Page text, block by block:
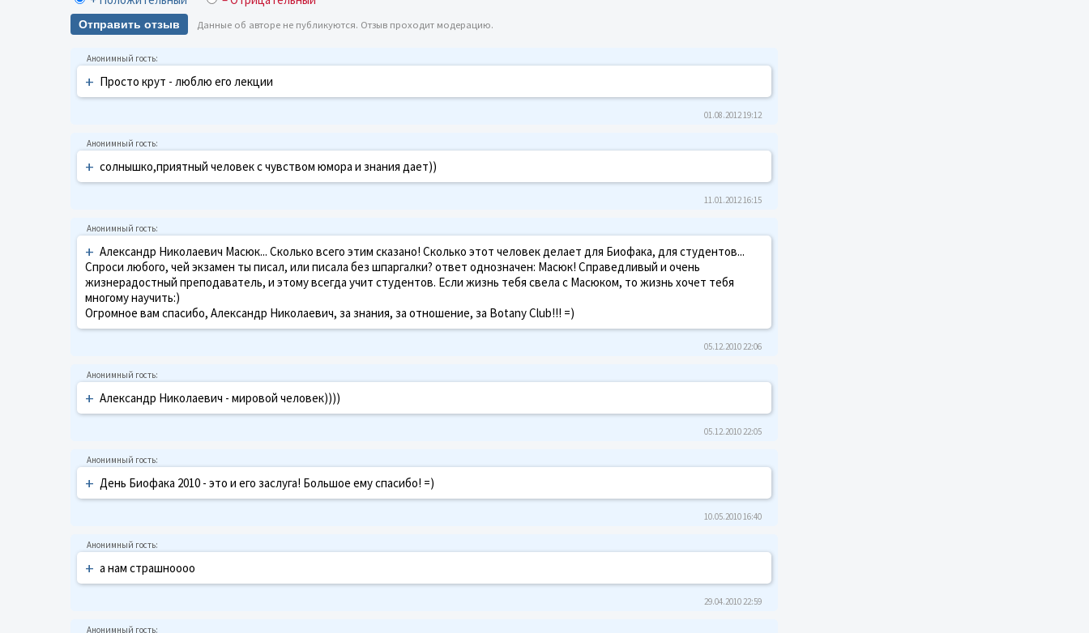
Отправить отзыв Данные об авторе не публикуются. Отзыв проходит модерацию.
+ Просто крут - люблю его лекции
01.08.2012 19:12
+ cолнышко,приятный человек с чувством юмора и знания дает))
11.01.2012 16:15
+ Александр Николаевич Масюк... Сколько всего этим сказано! Сколько этот человек делает для Биофака, для студентов...
Спроси любого, чей экзамен ты писал, или писала без шпаргалки? ответ однозначен: Масюк! Справедливый и очень
жизнерадостный преподаватель, и этому всегда учит студентов. Если жизнь тебя свела с Масюком, то жизнь хочет тебя
многому научить:)
Огромное вам спасибо, Александр Николаевич, за знания, за отношение, за Botany Club!!! =)
05.12.2010 22:06
+ Александр Николаевич - мировой человек))))
05.12.2010 22:05
+ День Биофака 2010 - это и его заслуга! Большое ему спасибо! =)
10.05.2010 16:40
+ а нам страшноооо
29.04.2010 22:59